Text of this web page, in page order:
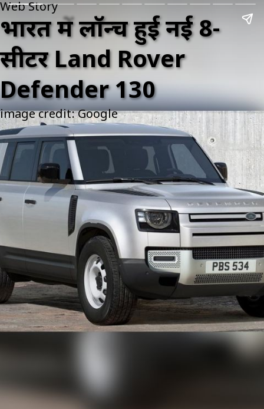
Web Story
भारत में लॉन्च हुई नई 8-
सीटर Land Rover
Defender 130
image credit: Google